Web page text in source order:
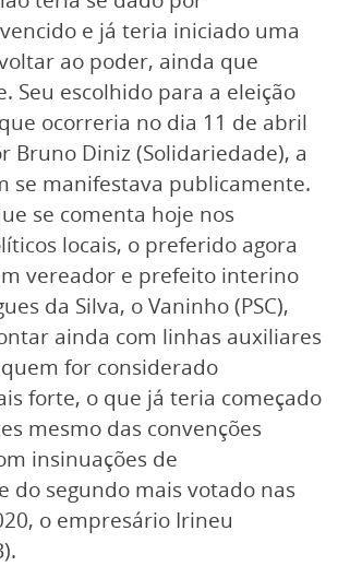
e já teria iniciado uma
ao poder, ainda que
Seu escolhido para a eleição
ocorreria no dia 11 de abril
Bruno Diniz (Solidariedade), a
se manifestava publicamente.
se comenta hoje nos
locais, o preferido agora
vereador e prefeito interino
da Silva, o Vaninho (PSC),
ainda com linhas auxiliares
for considerado
forte, o que já teria começado
mesmo das convenções
insinuações de
do segundo mais votado nas
o empresário Irineu